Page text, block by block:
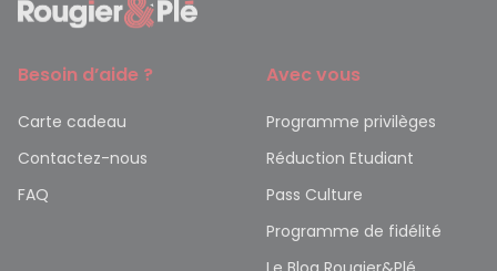
Besoin d’aide ?
Carte cadeau
Contactez-nous
FAQ
Avec vous
Programme privilèges
Réduction Etudiant
Pass Culture
Programme de fidélité